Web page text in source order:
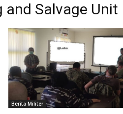
and Salvage Unit
Berita Militer